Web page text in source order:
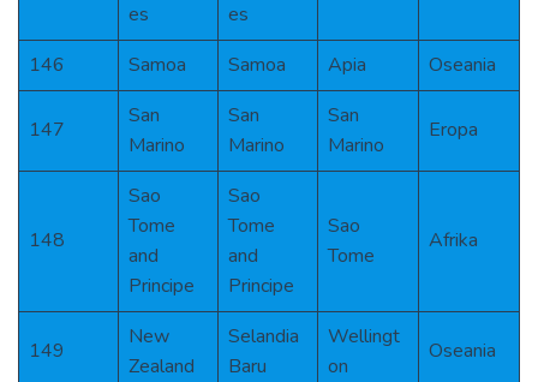
es
es
146 Samoa Samoa Apia Oseania
147
San
Marino
San
Marino
San
Marino
Eropa
148
Sao
Tome
and
Principe
Sao
Tome
and
Principe
Sao
Tome
Afrika
149
New
Zealand
Selandia
Baru
Wellingt
on
Oseania